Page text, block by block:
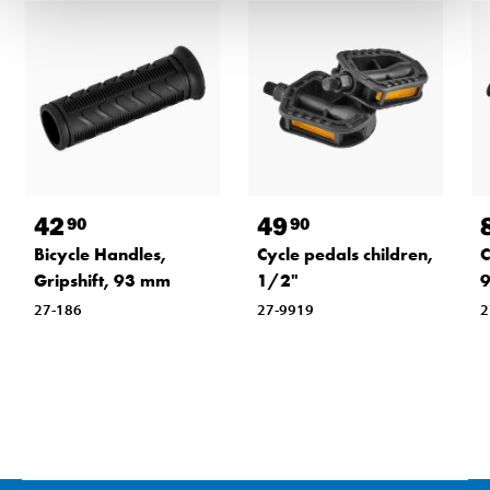
4290
Bicycle Handles,
Gripshift, 93 mm
27-186
4990
Cycle pedals children,
1/2"
27-9919